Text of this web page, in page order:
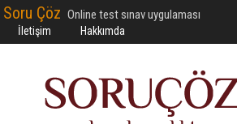
Soru Çöz Online test sınav uygulaması
İletişim Hakkımda